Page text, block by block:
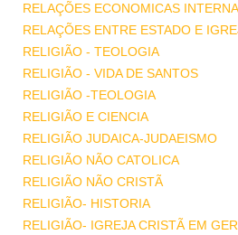
RELAÇÕES ECONOMICAS
RELAÇÕES ENTRE ESTADO E
RELIGIÃO - TEOLOGIA
RELIGIÃO - VIDA DE SANTOS
RELIGIÃO -TEOLOGIA
RELIGIÃO E CIENCIA
RELIGIÃO JUDAICA-JUDAEISMO
RELIGIÃO NÃO CATOLICA
RELIGIÃO NÃO CRISTÃ
RELIGIÃO- HISTORIA
RELIGIÃO- IGREJA CRISTÃ EM